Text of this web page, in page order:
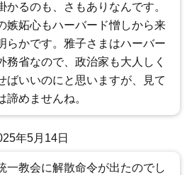
かるのも、さもありなんです。
嫉妬心もハーバード憎しから来
らかです。雅子さまはハーバー
務省なので、政治家も大人しく
ばいいのにと思いますが、見て
諦めませんね。
年5月14日
一教会に解散命令が出たのでし